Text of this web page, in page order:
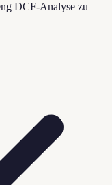
DCF-Analyse zu